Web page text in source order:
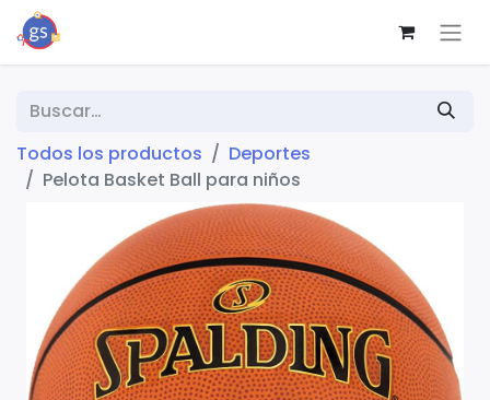
Todos los productos
Deportes
Pelota Basket Ball para niños